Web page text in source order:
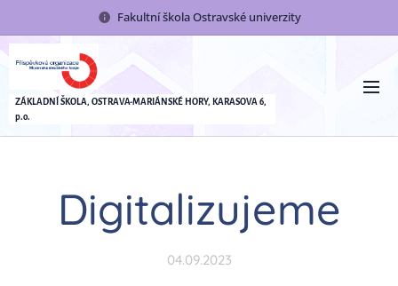
Fakultní škola Ostravské univerzity
ZÁKLADNÍ ŠKOLA, OSTRAVA-MARIÁNSKÉ HORY, KARASOVA 6,
p.o.
Digitalizujeme
04.09.2023